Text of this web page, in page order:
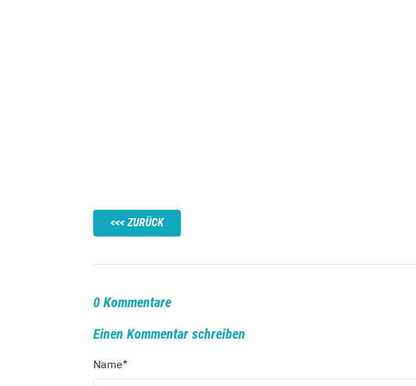
ZURÜCK
0 Kommentare
Einen Kommentar schreiben
Name*